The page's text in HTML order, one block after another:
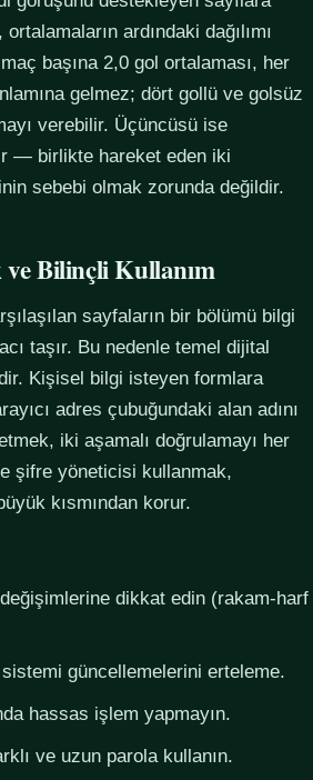
ardındaki dağılımı
başına 2,0 gol ortalaması, her
gelmez; dört gollü ve golsüz
verebilir. Üçüncüsü ise
— birlikte hareket eden iki
sebebi olmak zorunda değildir.
Bilinçli Kullanım
sayfaların bir bölümü bilgi
taşır. Bu nedenle temel dijital
Kişisel bilgi isteyen formlara
adres çubuğundaki alan adını
iki aşamalı doğrulamayı her
şifre yöneticisi kullanmak,
kısmından korur.
dikkat edin (rakam-harf
sistemi güncellemelerini erteleme.
hassas işlem yapmayın.
ve uzun parola kullanın.